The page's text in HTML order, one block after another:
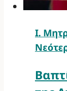
Ι.